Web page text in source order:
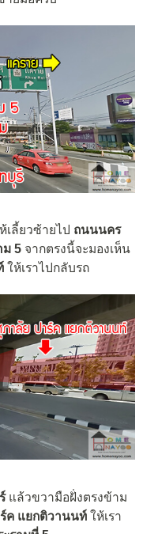
เลี้ยวซ้ายไป ถนนนคร
ม 5 จากตรงนี้จะมองเห็น
ให้เราไปกลับรถ
แล้วขวามือฝั่งตรงข้าม
ค แยกติวานนท์ ให้เรา